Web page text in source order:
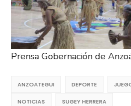
Prensa Gobernación de
ANZOATEGUI DEPORTE
NOTICIAS SUGEY HERRERA